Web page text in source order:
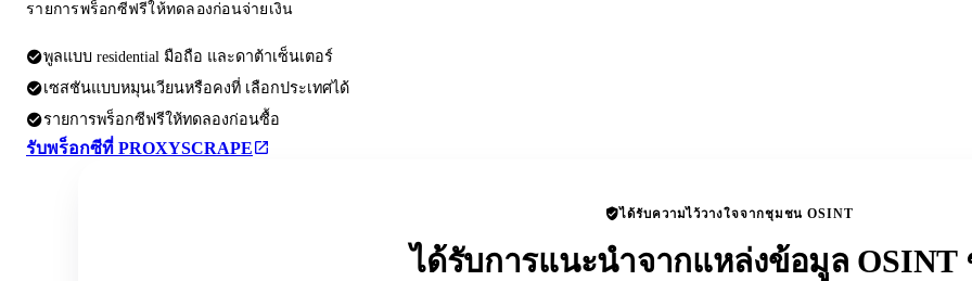
รายการพร็อกซีฟรีให้ทดลองก่อนจ่ายเงิน
พูลแบบ residential มือถือ และดาต้าเซ็นเตอร์
เซสชันแบบหมุนเวียนหรือคงที่ เลือกประเทศได้
รายการพร็อกซีฟรีให้ทดลองก่อนซื้อ
รับพร็อกซีที่ PROXYSCRAPE
ได้รับความไว้วางใจจากชุมชน OSINT
ได้รับการแนะนำจากแหล่งข้อมูล OSINT